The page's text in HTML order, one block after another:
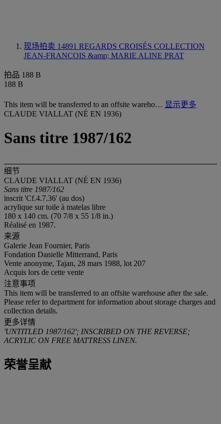
现场拍卖 14891 REGARDS CROISÉS COLLECTION
JEAN-FRANÇOIS &amp; MARIE ALINE PRAT
拍品 188 B
188 B
This item will be transferred to an offsite wareho… 显示更多
CLAUDE VIALLAT (NÉ EN 1936)
Sans titre 1987/162
细节
CLAUDE VIALLAT (NÉ EN 1936)
Sans titre 1987/162
inscrit 'Cf.4.7.36' (au dos)
acrylique sur toile à matelas libre
180 x 140 cm. (70 7/8 x 55 1/8 in.)
Réalisé en 1987.
来源
Galerie Jean Fournier, Paris
Fondation Danielle Mitterrand, Paris
Vente anonyme, Tajan, 28 mars 1988, lot 207
Acquis lors de cette vente
注意事项
This item will be transferred to an offsite warehouse after the sale.
Please refer to department for information about storage charges and
collection details.
更多详情
'UNTITLED 1987/162'; INSCRIBED ON THE REVERSE;
ACRYLIC ON FREE MATTRESS LINEN.
荣誉呈献